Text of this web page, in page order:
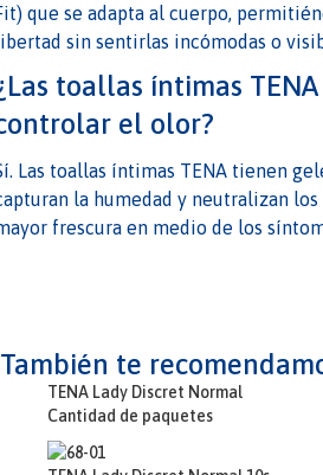
que se adapta al cuerpo,
sin sentirlas incómodas o
toallas íntimas
el olor?
Las toallas íntimas TENA tienen
la humedad y neutralizan
frescura en medio de los
También te
TENA Lady Discret Normal
Cantidad de paquetes